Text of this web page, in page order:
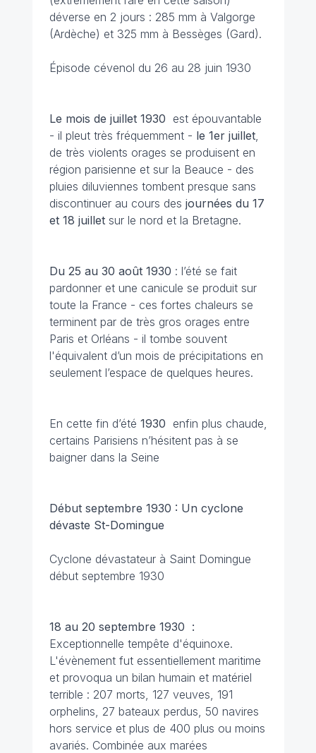
déverse en 2 jours : 285 mm à Valgorge
(Ardèche) et 325 mm à Bessèges (Gard).
Épisode cévenol du 26 au 28 juin 1930
Le mois de juillet 1930 est épouvantable
- il pleut très fréquemment - le 1er juillet,
de très violents orages se produisent en
région parisienne et sur la Beauce - des
pluies diluviennes tombent presque sans
discontinuer au cours des journées du 17
et 18 juilletsur le nord et la Bretagne.
Du 25 au 30 août 1930 : l’été se fait
pardonner et une canicule se produit sur
toute la France - ces fortes chaleurs se
terminent par de très gros orages entre
Paris et Orléans - il tombe souvent
l'équivalent d’un mois de précipitations en
seulement l’espace de quelques heures.
En cette fin d’été 1930 enfin plus chaude,
certains Parisiens n’hésitent pas à se
baigner dans la Seine
Début septembre 1930 : Un cyclone
dévaste St-Domingue
Cyclone dévastateur à Saint Domingue
début septembre 1930
18 au 20 septembre 1930 :
Exceptionnelle tempête d'équinoxe.
L'évènement fut essentiellement maritime
et provoqua un bilan humain et matériel
terrible : 207 morts, 127 veuves, 191
orphelins, 27 bateaux perdus, 50 navires
hors service et plus de 400 plus ou moins
avariés. Combinée aux marées